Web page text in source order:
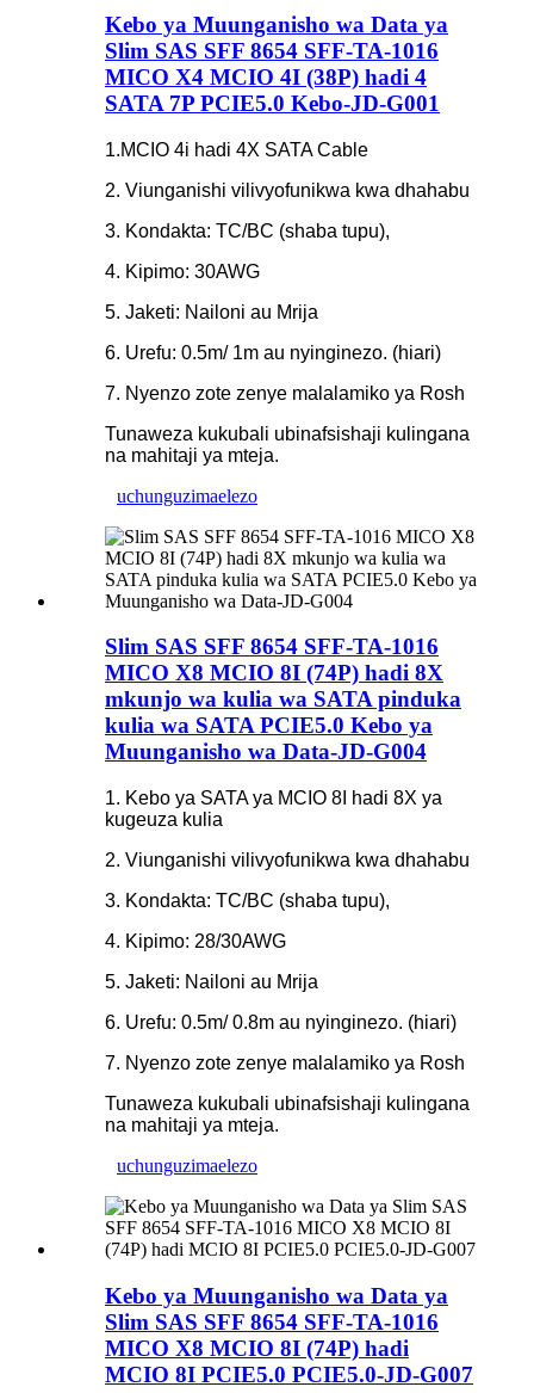
Kebo ya Muunganisho wa Data ya
Slim SAS SFF 8654 SFF-TA-1016
MICO X4 MCIO 4I (38P) hadi 4
SATA 7P PCIE5.0 Kebo-JD-G001
1.MCIO 4i hadi 4X SATA Cable
2. Viunganishi vilivyofunikwa kwa dhahabu
3. Kondakta: TC/BC (shaba tupu),
4. Kipimo: 30AWG
5. Jaketi: Nailoni au Mrija
6. Urefu: 0.5m/ 1m au nyinginezo. (hiari)
7. Nyenzo zote zenye malalamiko ya Rosh
Tunaweza kukubali ubinafsishaji kulingana
na mahitaji ya mteja.
uchunguzimaelezo
Slim SAS SFF 8654 SFF-TA-1016
MICO X8 MCIO 8I (74P) hadi 8X
mkunjo wa kulia wa SATA pinduka
kulia wa SATA PCIE5.0 Kebo ya
Muunganisho wa Data-JD-G004
1. Kebo ya SATA ya MCIO 8I hadi 8X ya
kugeuza kulia
2. Viunganishi vilivyofunikwa kwa dhahabu
3. Kondakta: TC/BC (shaba tupu),
4. Kipimo: 28/30AWG
5. Jaketi: Nailoni au Mrija
6. Urefu: 0.5m/ 0.8m au nyinginezo. (hiari)
7. Nyenzo zote zenye malalamiko ya Rosh
Tunaweza kukubali ubinafsishaji kulingana
na mahitaji ya mteja.
uchunguzimaelezo
Kebo ya Muunganisho wa Data ya
Slim SAS SFF 8654 SFF-TA-1016
MICO X8 MCIO 8I (74P) hadi
MCIO 8I PCIE5.0 PCIE5.0-JD-G007